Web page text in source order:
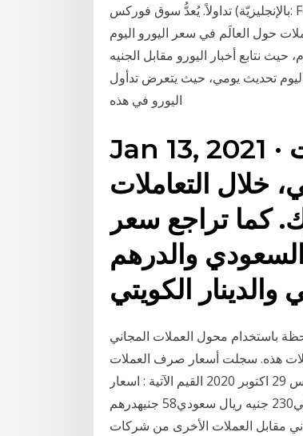
تداولاً. يُعدُّ سوق فوركس (بالإنجليزيّة: Forex) أو كما يُعرف باسم سوق تداول العُملات الأجنبيّة أساس الأسواق
حول العالَم في سعر اليورو اليوم
نتابع أخبار اليورو مقابل الجنيه
تحديث يومي، حيث يتعرض تدأول
اليورو في هذه
Jan 13, 2021 · زادت أسعار صرف معظم العملات
خلال التعاملات
كما تراجع سعر
والدرهم
باستخدام محول العملات المجاني
هذه. سجلت أسعار صرف العملات
الأجنبية مقابل الجنيه السوداني في السوق السوداء اليوم الخميس 29 اكتوبر 2020 القيم الآتية : اسعار
العملات في السوق السوداء العملةسعر الصرف دولار امريكي230 جنيه ريال سعودي58 جنيهدرهم
الأردني مقابل العملات الأخرى من شركات